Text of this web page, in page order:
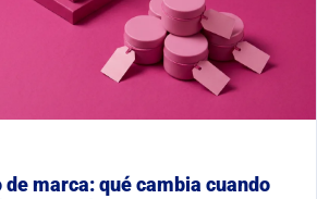
marca: qué cambia cuando